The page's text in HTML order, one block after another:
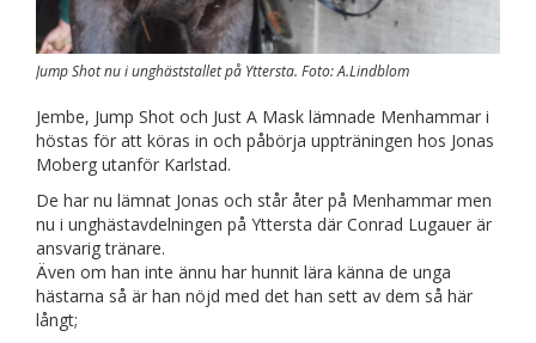
Jump Shot nu i unghäststallet på Yttersta. Foto: A.Lindblom
Jembe, Jump Shot och Just A Mask lämnade Menhammar i
höstas för att köras in och påbörja uppträningen hos Jonas
Moberg utanför Karlstad.
De har nu lämnat Jonas och står åter på Menhammar men
nu i unghästavdelningen på Yttersta där Conrad Lugauer är
ansvarig tränare.
Även om han inte ännu har hunnit lära känna de unga
hästarna så är han nöjd med det han sett av dem så här
långt;